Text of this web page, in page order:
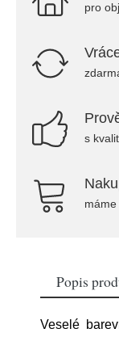
pro
s
Popis
Veselé